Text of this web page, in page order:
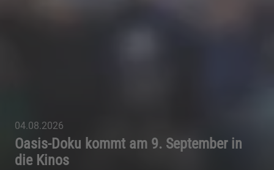
04.08.2026
Oasis-Doku kommt am 9. September in
die Kinos